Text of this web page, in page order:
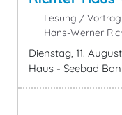
Lesung / Vortrag
Hans-Werner
Dienstag, 11.
Haus - Seebad